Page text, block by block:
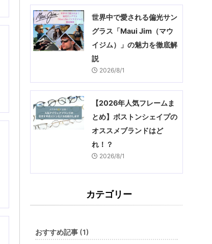
世界中で愛される偏光サン
グラス「Maui Jim（マウ
イジム）」の魅力を徹底解
説
2026/8/1
【2026年人気フレームま
とめ】ボストンシェイプの
オススメブランドはど
れ！？
2026/8/1
カテゴリー
おすすめ記事 (1)